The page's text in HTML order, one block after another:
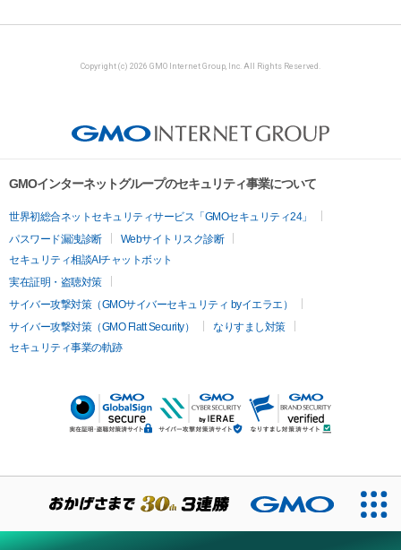
Copyright (c) 2026 GMO Internet Group, Inc. All Rights Reserved.
GMOインターネットグループのセキュリティ事業について
世界初総合ネットセキュリティサービス「GMOセキュリティ24」
パスワード漏洩診断
Webサイトリスク診断
セキュリティ相談AIチャットボット
実在証明・盗聴対策
サイバー攻撃対策（GMOサイバーセキュリティ byイエラエ）
サイバー攻撃対策（GMO Flatt Security）
なりすまし対策
セキュリティ事業の軌跡